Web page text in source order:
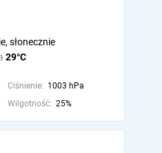
29°C
słonecznie
Ciśnienie: 1003 hPa
Wilgotność: 25%